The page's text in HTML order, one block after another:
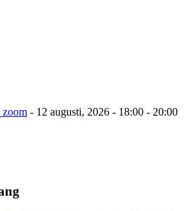
zoom - 12 augusti, 2026 - 18:00 - 20:00